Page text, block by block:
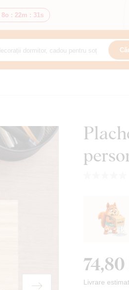
8o : 22m : 30s
Livrare